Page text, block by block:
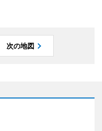
次の地図